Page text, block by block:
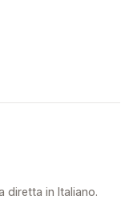
diretta in Italiano.